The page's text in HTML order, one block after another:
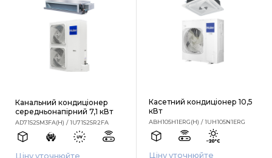
Канальний кондиціонер
середньонапірний 7,1 кВт
AD71S2SM3FA(H) / 1U71S2SR2FA
Ціну уточнюйте
Касетний кондиціонер 10,5
кВт
ABH105H1ERG(H) / 1UH105N1ERG
Ціну уточнюйте